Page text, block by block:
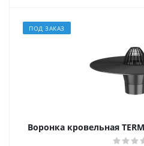
ПОД ЗАКАЗ
Воронка кровельная